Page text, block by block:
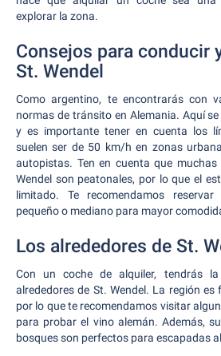
explorar la zona.
Consejos para conducir
St. Wendel
Como argentino, te encontrarás con
normas de tránsito en Alemania. Aquí
y es importante tener en cuenta los
suelen ser de 50 km/h en zonas
autopistas. Ten en cuenta que
Wendel son peatonales, por lo que el
limitado. Te recomendamos
pequeño o mediano para mayor
Los alrededores de St.
Con un coche de alquiler, tendrás
alrededores de St. Wendel. La región
por lo que te recomendamos visitar
para probar el vino alemán. Además,
bosques son perfectos para escapadas